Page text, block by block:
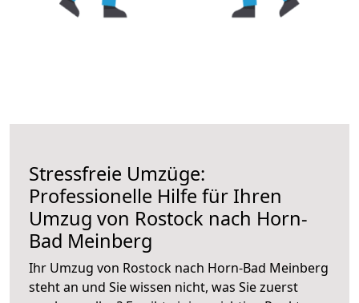
Stressfreie Umzüge:
Professionelle Hilfe für Ihren
Umzug von Rostock nach Horn-
Bad Meinberg
Ihr Umzug von Rostock nach Horn-Bad Meinberg
steht an und Sie wissen nicht, was Sie zuerst